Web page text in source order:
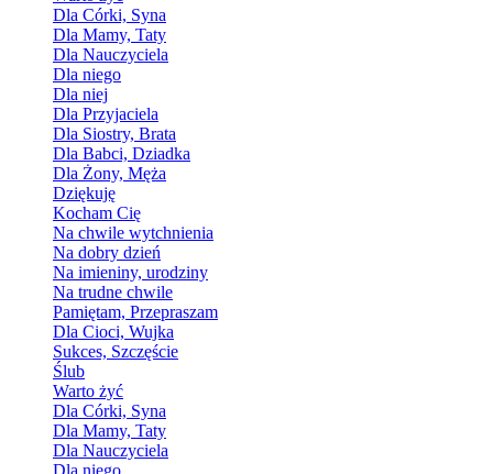
Dla Córki, Syna
Dla Mamy, Taty
Dla Nauczyciela
Dla niego
Dla niej
Dla Przyjaciela
Dla Siostry, Brata
Dla Babci, Dziadka
Dla Żony, Męża
Dziękuję
Kocham Cię
Na chwile wytchnienia
Na dobry dzień
Na imieniny, urodziny
Na trudne chwile
Pamiętam, Przepraszam
Dla Cioci, Wujka
Sukces, Szczęście
Ślub
Warto żyć
Dla Córki, Syna
Dla Mamy, Taty
Dla Nauczyciela
Dla niego